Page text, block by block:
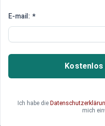
Wie will Elon
In Teil 2 des großen
darum, wie Elon Musk
Rentabilität,
ist riskant, könnte aber
E-mail: *
Kostenlos
Ich habe die
mich